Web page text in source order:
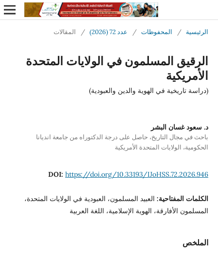
الرئيسية / المحفوظات / عدد 72 (2026) / المقالات
الرقيق المسلمون في الولايات المتحدة
الأمريكية
(دراسة تاريخية في الهوية والدين والعبودية)
د. سعود غسان البشر
باحث في مجال التاريخ، حاصل على درجة الدكتوراه من جامعة انديانا
الحكومية، الولايات المتحدة الأمريكية
DOI:https://doi.org/10.33193/IJoHSS.72.2026.946
الكلمات المفتاحية: العبيد المسلمون، العبودية في الولايات المتحدة،
المسلمون الأفارقة، الهوية الإسلامية، اللغة العربية
الملخص